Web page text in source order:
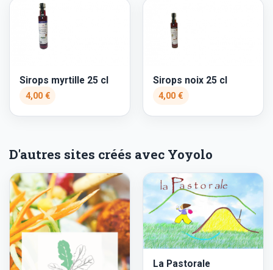
Sirops myrtille 25 cl
4,00 €
Sirops noix 25 cl
4,00 €
D'autres sites créés avec Yoyolo
La Pastorale